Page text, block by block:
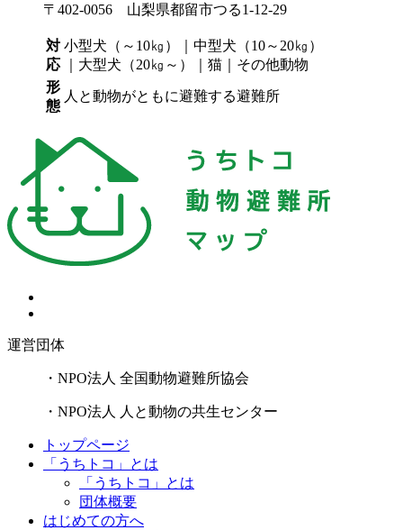
〒402-0056 山梨県都留市つる1-12-29
対
応
小型犬（～10㎏）｜中型犬（10～20㎏）
｜大型犬（20㎏～）｜猫｜その他動物
形
態
人と動物がともに避難する避難所
運営団体
・NPO法人 全国動物避難所協会
・NPO法人 人と動物の共生センター
トップページ
「うちトコ」とは
「うちトコ」とは
団体概要
はじめての方へ